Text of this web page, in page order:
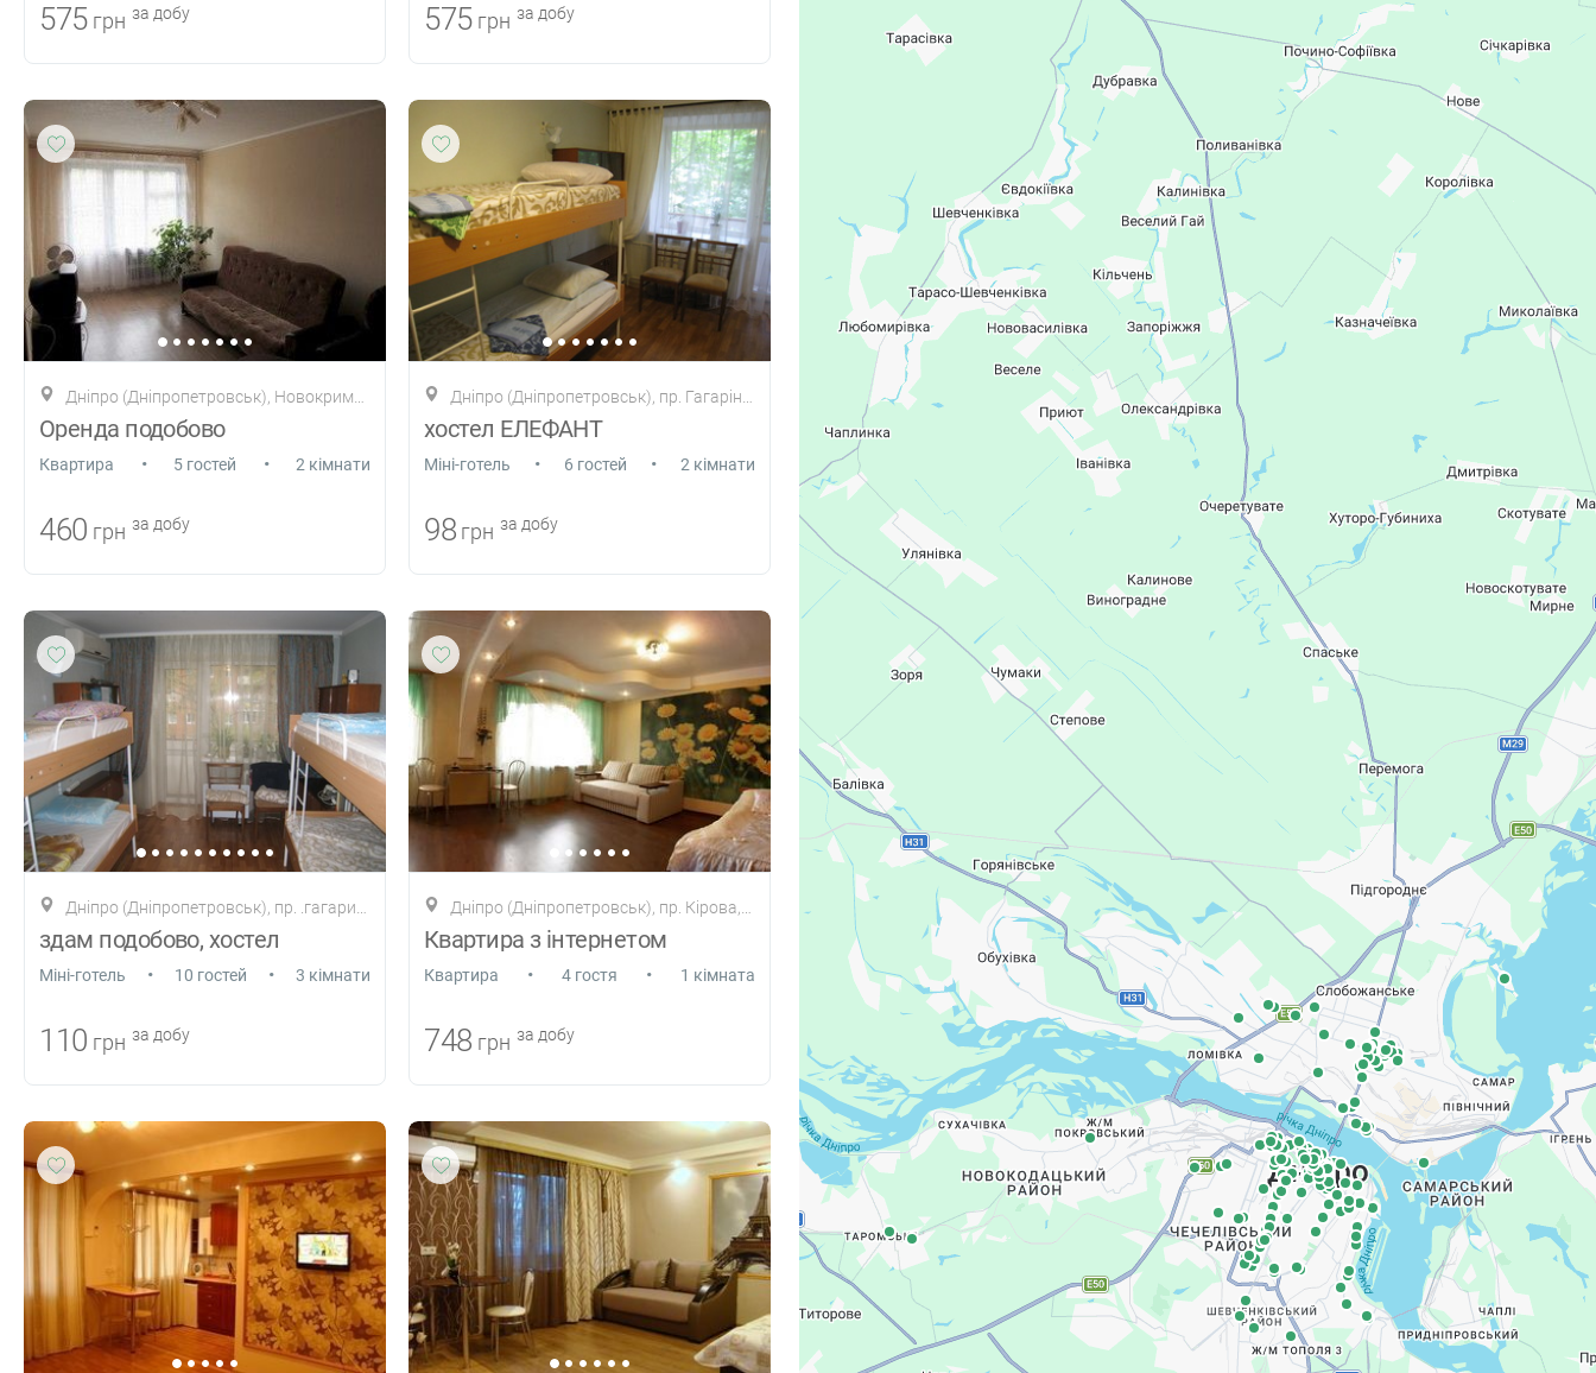
575 грн за добу 575 грн за добу
Дніпро (Дніпропетровськ), Новокримська вулиця, буд.4-А
Оренда подобово
Квартира • 5 гостей • 2 кімнати
460 грн за добу
Дніпро (Дніпропетровськ), пр. Гагаріна, 86
хостел ЕЛЕФАНТ
Міні-готель • 6 гостей • 2 кімнати
98 грн за добу
Дніпро (Дніпропетровськ), пр. .гагарина
здам подобово, хостел
Міні-готель • 10 гостей • 3 кімнати
110 грн за добу
Дніпро (Дніпропетровськ), пр. Кірова, 94а
Квартира з інтернетом
Квартира • 4 гостя • 1 кімната
748 грн за добу